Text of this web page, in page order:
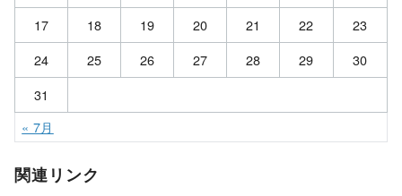
17
18 19 20 21 22
23
24
25 26 27 28 29
30
31
« 7月
関連リンク